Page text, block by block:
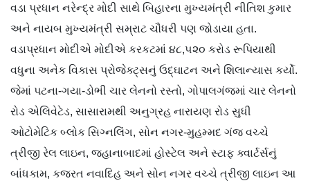
વડા પ્રધાન નરેન્દ્ર મોદી સાથે બિહારના મુખ્યમંત્રી નીતિશ કુમાર
અને નાયબ મુખ્યમંત્રી સમ્રાટ ચૌધરી પણ જોડાયા હતા.
વડાપ્રધાન મોદીએ મોદીએ કરકટમાં ૪૮,૫૨૦ કરોડ રૂપિયાથી
વધુના અનેક વિકાસ પ્રોજેક્ટ્સનું ઉદ્ઘાટન અને શિલાન્યાસ કર્યો.
જેમાં પટના-ગયા-ડોભી ચાર લેનનો રસ્તો, ગોપાલગંજમાં ચાર લેનનો
રોડ એલિવેટેડ, સાસારામથી અનુગ્રહ નારાયણ રોડ સુધી
ઓટોમેટિક બ્લોક સિગ્નલિંગ, સોન નગર-મુહમ્મદ ગંજ વચ્ચે
ત્રીજી રેલ લાઇન, જહાનાબાદમાં હોસ્ટેલ અને સ્ટાફ ક્વાર્ટર્સનું
બાંધકામ, કજરત નવાદિહ અને સોન નગર વચ્ચે ત્રીજી લાઇન આ